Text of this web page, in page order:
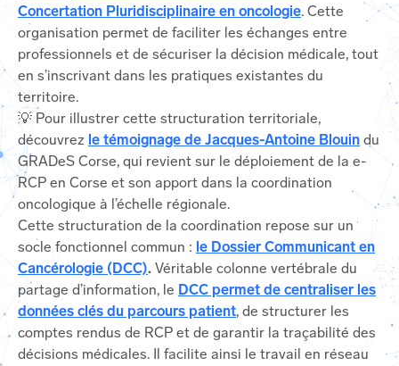
Concertation Pluridisciplinaire en oncologie. Cette
organisation permet de faciliter les échanges entre
professionnels et de sécuriser la décision médicale, tout
en s’inscrivant dans les pratiques existantes du
territoire.
💡 Pour illustrer cette structuration territoriale,
découvrez le témoignage de Jacques-Antoine Blouin du
GRADeS Corse, qui revient sur le déploiement de la e-
RCP en Corse et son apport dans la coordination
oncologique à l’échelle régionale.
Cette structuration de la coordination repose sur un
socle fonctionnel commun : le Dossier Communicant en
Cancérologie (DCC). Véritable colonne vertébrale du
partage d’information, le DCC permet de centraliser les
données clés du parcours patient, de structurer les
comptes rendus de RCP et de garantir la traçabilité des
décisions médicales. Il facilite ainsi le travail en réseau